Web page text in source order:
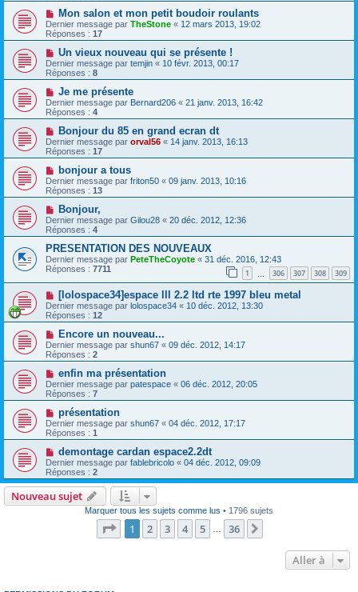
Mon salon et mon petit boudoir roulants
Dernier message par TheStone « 12 mars 2013, 19:02
Réponses : 17
Un vieux nouveau qui se présente !
Dernier message par temjin « 10 févr. 2013, 00:17
Réponses : 8
Je me présente
Dernier message par Bernard206 « 21 janv. 2013, 16:42
Réponses : 4
Bonjour du 85 en grand ecran dt
Dernier message par orval56 « 14 janv. 2013, 16:13
Réponses : 17
bonjour a tous
Dernier message par friton50 « 09 janv. 2013, 10:16
Réponses : 13
Bonjour,
Dernier message par Gilou28 « 20 déc. 2012, 12:36
Réponses : 4
PRESENTATION DES NOUVEAUX
Dernier message par PeteTheCoyote « 31 déc. 2016, 12:43
Réponses : 7711 1 306 307 308 309
[lolospace34]espace lll 2.2 ltd rte 1997 bleu metal
Dernier message par lolospace34 « 10 déc. 2012, 13:30
Réponses : 12
Encore un nouveau...
Dernier message par shun67 « 09 déc. 2012, 14:17
Réponses : 2
enfin ma présentation
Dernier message par patespace « 06 déc. 2012, 20:05
Réponses : 7
présentation
Dernier message par shun67 « 04 déc. 2012, 17:17
Réponses : 1
demontage cardan espace2.2dt
Dernier message par fablebricolo « 04 déc. 2012, 09:09
Réponses : 2
Nouveau sujet
Marquer tous les sujets comme lus • 1796 sujets
Page 1sur36
1 2 3 4 5 … 36
Aller à